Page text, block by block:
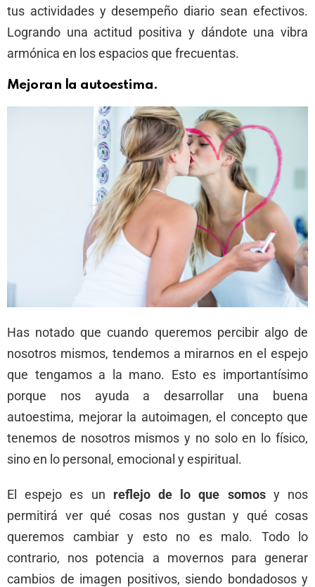
tus actividades y desempeño diario sean efectivos.
Logrando una actitud positiva y dándote una vibra
armónica en los espacios que frecuentas.
Mejoran la autoestima.
Has notado que cuando queremos percibir algo de
nosotros mismos, tendemos a mirarnos en el espejo
que tengamos a la mano. Esto es importantísimo
porque nos ayuda a desarrollar una buena
autoestima, mejorar la autoimagen, el concepto que
tenemos de nosotros mismos y no solo en lo físico,
sino en lo personal, emocional y espiritual.
El espejo es un reflejo de lo que somosy nos
permitirá ver qué cosas nos gustan y qué cosas
queremos cambiar y esto no es malo. Todo lo
contrario, nos potencia a movernos para generar
cambios de imagen positivos, siendo bondadosos y